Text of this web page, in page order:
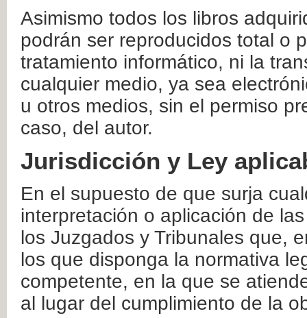
Asimismo todos los libros
podrán ser reproducidos total o
tratamiento informático, ni la
cualquier medio, ya sea
u otros medios, sin el permiso
caso, del autor.
Jurisdicción y Ley
En el supuesto de que surja
interpretación o aplicación de
los Juzgados y Tribunales que,
los que disponga la normativa
competente, en la que se
al lugar del cumplimiento de la